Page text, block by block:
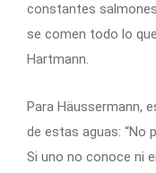
constantes
se comen todo lo
Hartmann.
Para Häussermann,
de estas aguas: “No
Si uno no conoce ni